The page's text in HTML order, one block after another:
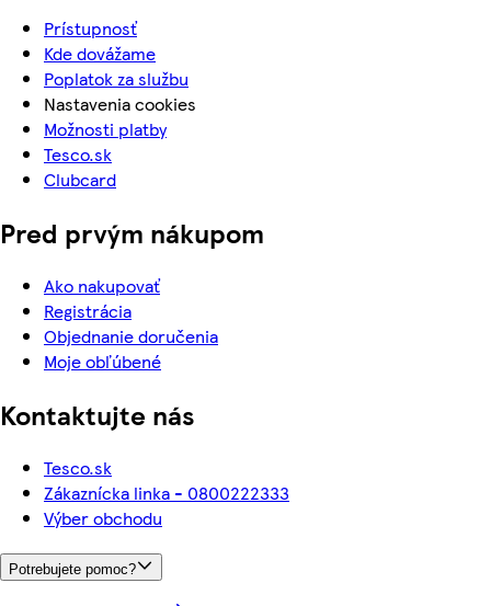
Prístupnosť
Kde dovážame
Poplatok za službu
Nastavenia cookies
Možnosti platby
Tesco.sk
Clubcard
Pred prvým nákupom
Ako nakupovať
Registrácia
Objednanie doručenia
Moje obľúbené
Kontaktujte nás
Tesco.sk
Zákaznícka linka - 0800222333
Výber obchodu
Potrebujete pomoc?